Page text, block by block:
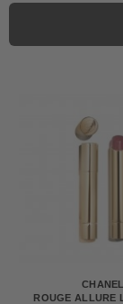
CHANEL
ROUGE ALLURE